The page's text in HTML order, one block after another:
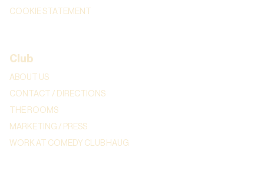
COOKIE STATEMENT
Club
ABOUT US
CONTACT / DIRECTIONS
THE ROOMS
MARKETING / PRESS
WORK AT COMEDY CLUB HAUG